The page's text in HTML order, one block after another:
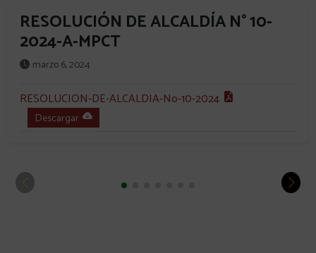
RESOLUCIÓN DE ALCALDÍA N° 10-
2024-A-MPCT
marzo 6, 2024
RESOLUCION-DE-ALCALDIA-No-10-2024
Descargar